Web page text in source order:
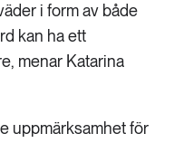
i form av både
kan ha ett
menar Katarina
uppmärksamhet för